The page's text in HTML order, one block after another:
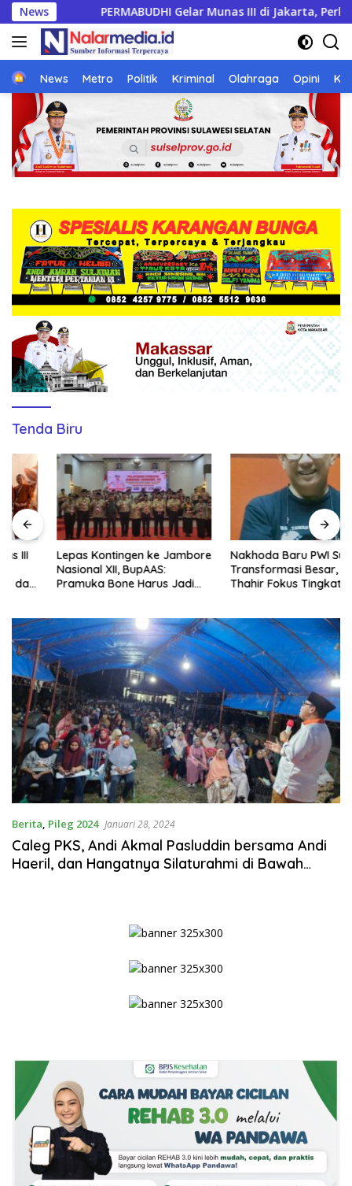
Langsung
ke
konten
News
Munas III di Jakarta, Perkuat Persatuan Umat Buddha dan
Home
News Metro Politik Kriminal Olahraga Opini
Tenda Biru
Lepas Kontingen ke Jambore
Nasional XII, BupAAS:
Pramuka Bone Harus Jadi
Nakhoda Baru PWI Sulsel
Transformasi Besar, Suwardi
Thahir Fokus Tingkatkan
Berita, Pileg 2024 Januari 28, 2024
Caleg PKS, Andi Akmal Pasluddin bersama Andi
Haeril, dan Hangatnya Silaturahmi di Bawah